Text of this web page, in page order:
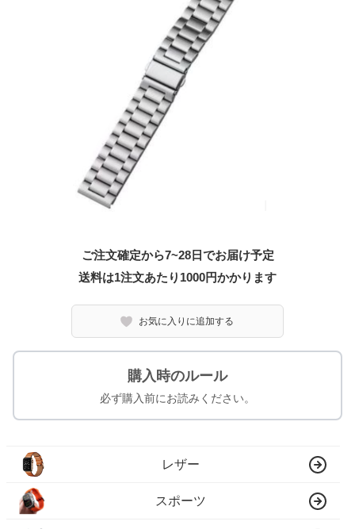
ご注文確定から7~28日でお届け予定
送料は1注文あたり 1000円かかります
お気に入りに追加する
購入時のルール
必ず購入前にお読みください。
レザー
スポーツ